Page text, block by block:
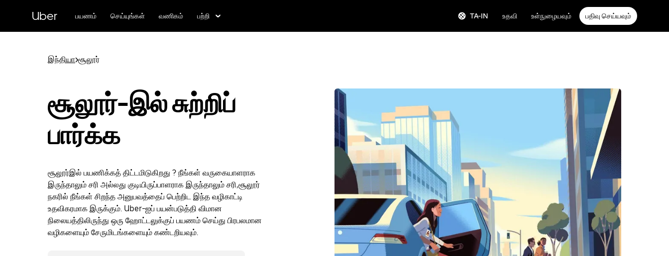
பக்கத்திற்குச்Uber பயணம் செய்யுங்கள் வணிகம் பற்றி TA-IN உதவி உள்நுழையவும் பதிவு செய்யவும்
இந்தியா>சூலூர்
சூலூர்-இல் சுற்றிப்
பார்க்க
சூலூர்இல் பயணிக்கத் திட்டமிடுகிறது ? நீங்கள் வருகையாளராக
இருந்தாலும் சரி அல்லது குடியிருப்பாளராக இருந்தாலும் சரி,சூலூர்
நகரில் நீங்கள் சிறந்த அனுபவத்தைப் பெற்றிட இந்த வழிகாட்டி
உதவிகரமாக இருக்கும். Uber-ஐப் பயன்படுத்தி விமான
நிலையத்திலிருந்து ஒரு ஹோட்டலுக்குப் பயணம் செய்து பிரபலமான
வழிகளையும் சேருமிடங்களையும் கண்டறியவும்.